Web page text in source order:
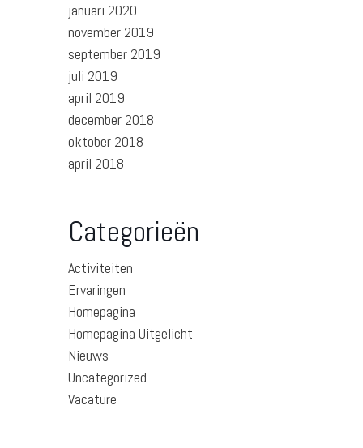
januari 2020
november 2019
september 2019
juli 2019
april 2019
december 2018
oktober 2018
april 2018
Categorieën
Activiteiten
Ervaringen
Homepagina
Homepagina Uitgelicht
Nieuws
Uncategorized
Vacature